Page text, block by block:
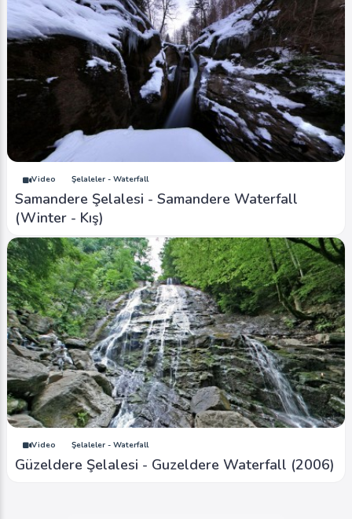
Video Şelaleler - Waterfall
Samandere Şelalesi - Samandere Waterfall
(Winter - Kış)
Video Şelaleler - Waterfall
Güzeldere Şelalesi - Guzeldere Waterfall (2006)